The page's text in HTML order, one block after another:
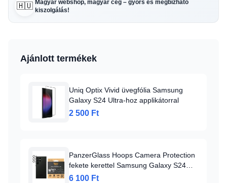
🇭🇺 Magyar webshop, magyar cég – gyors és megbízható
kiszolgálás!
Ajánlott termékek
Uniq Optix Vivid üvegfólia Samsung
Galaxy S24 Ultra-hoz applikátorral
2 500 Ft
PanzerGlass Hoops Camera Protection
fekete kerettel Samsung Galaxy S24
Ultra - üvegfólia
6 100 Ft